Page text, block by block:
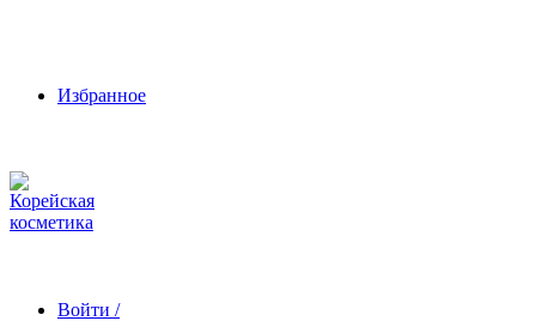
Избранное
Войти /